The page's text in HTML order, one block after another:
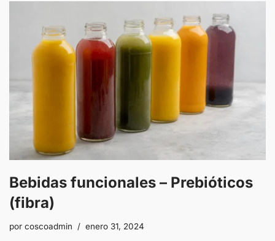
Bebidas funcionales – Prebióticos
(fibra)
por coscoadmin enero 31, 2024